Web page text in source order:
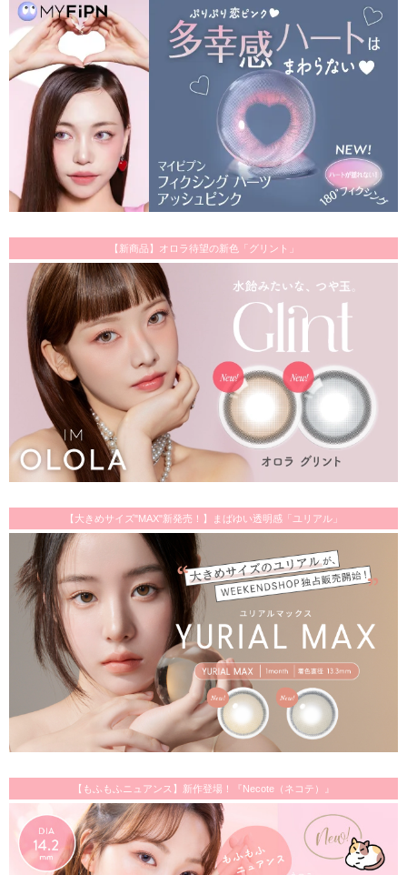
【新商品】オロラ待望の新色「グリント」
【大きめサイズ"MAX"新発売！】まばゆい透明感「ユリアル」
【もふもふニュアンス】新作登場！『Necote（ネコテ）』